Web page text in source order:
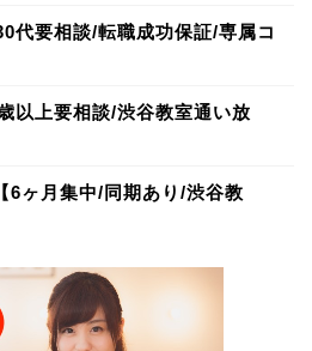
代要相談/転職成功保証/専属コ
以上要相談/渋谷教室通い放
ヶ月集中/同期あり/渋谷教